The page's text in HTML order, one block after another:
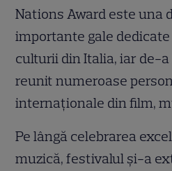
Nations Award este una
importante gale
culturii din Italia, iar de-
reunit numeroase
internaționale din film,
Pe lângă celebrarea
muzică, festivalul și-a